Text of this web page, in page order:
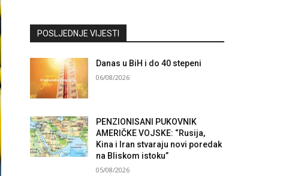
POSLJEDNJE VIJESTI
Danas u BiH i do 40 stepeni
06/08/2026
PENZIONISANI PUKOVNIK
AMERIČKE VOJSKE: “Rusija,
Kina i Iran stvaraju novi poredak
na Bliskom istoku”
05/08/2026